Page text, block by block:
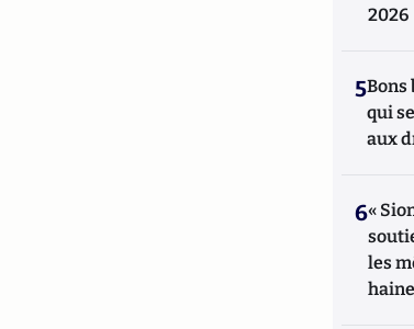
2026
5Bons
qui
aux
6«
les
haine